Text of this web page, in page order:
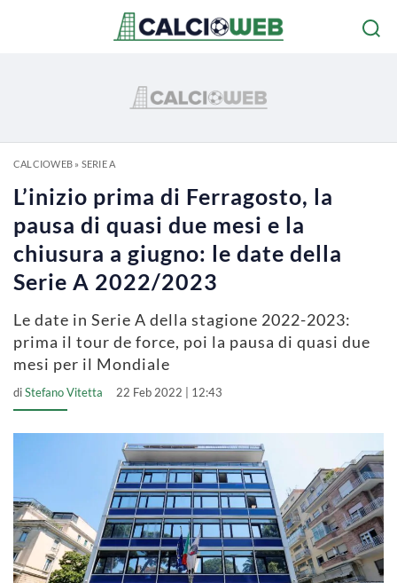
CALCIOWEB» SERIE A
L’inizio prima di Ferragosto, la
pausa di quasi due mesi e la
chiusura a giugno: le date della
Serie A 2022/2023
Le date in Serie A della stagione 2022-2023:
prima il tour de force, poi la pausa di quasi due
mesi per il Mondiale
diStefano Vitetta 22 Feb 2022 | 12:43